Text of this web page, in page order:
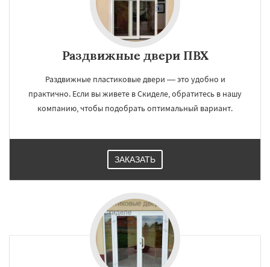
Раздвижные двери ПВХ
Раздвижные пластиковые двери — это удобно и
практично. Если вы живете в Скиделе, обратитесь в нашу
компанию, чтобы подобрать оптимальный вариант.
ЗАКАЗАТЬ